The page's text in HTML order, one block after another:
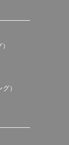
）